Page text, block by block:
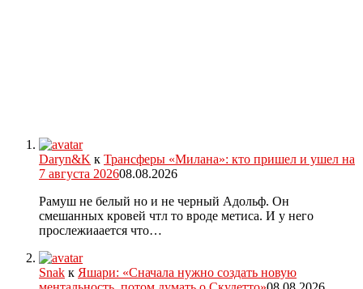
Daryn&K к Трансферы «Милана»: кто пришел и ушел на
7 августа 202608.08.2026
Рамуш не белый но и не черный Адольф. Он
смешанных кровей чтл то вроде метиса. И у него
прослежиаается что…
Snak к Яшари: «Сначала нужно создать новую